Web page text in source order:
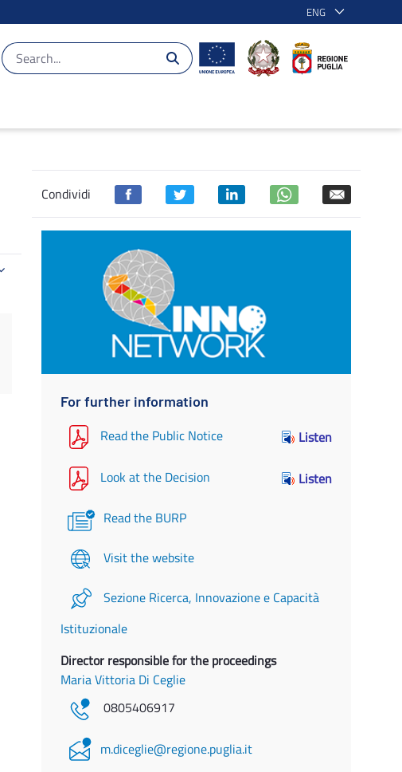
ENG
Condividi
For further information
Read the Public Notice Listen
Look at the Decision Listen
Read the BURP
Visit the website
Sezione Ricerca, Innovazione e Capacità
Istituzionale
Director responsible for the proceedings
Maria Vittoria Di Ceglie
0805406917
m.diceglie@regione.puglia.it